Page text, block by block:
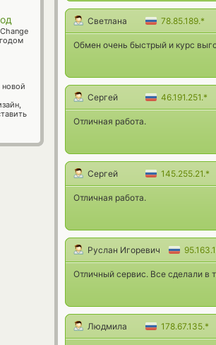
Светлана 78.85.189.*
Обмен очень быстрый и курс
Сергей 46.191.251.*
Отличная работа.
Сергей 145.255.21.*
Отличная работа.
Руслан Игоревич
Отличный сервис. Все сделали в
Людмила 178.67.135.*